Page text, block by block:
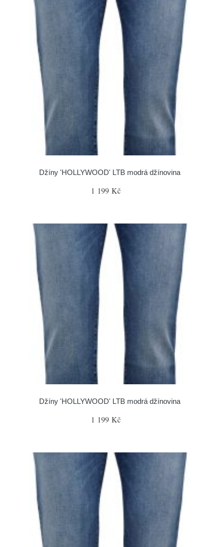
Džíny 'HOLLYWOOD' LTB modrá džínovina
1 199 Kč
Džíny 'HOLLYWOOD' LTB modrá džínovina
1 199 Kč